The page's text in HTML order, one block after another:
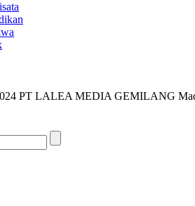
PT LALEA MEDIA GEMILANG